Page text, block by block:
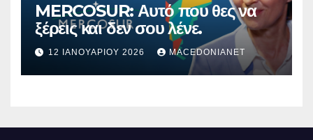
MERCOSUR: Αυτό που θες να
ξέρεις και δεν σου λένε.
12 ΙΑΝΟΥΑΡΊΟΥ 2026 MACEDONIANET